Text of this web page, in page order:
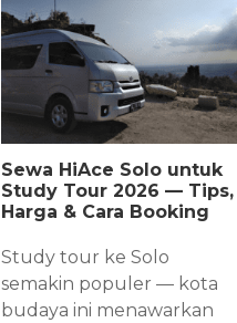
Sewa HiAce Solo untuk
Study Tour 2026 — Tips,
Harga & Cara Booking
Study tour ke Solo
semakin populer — kota
budaya ini menawarkan